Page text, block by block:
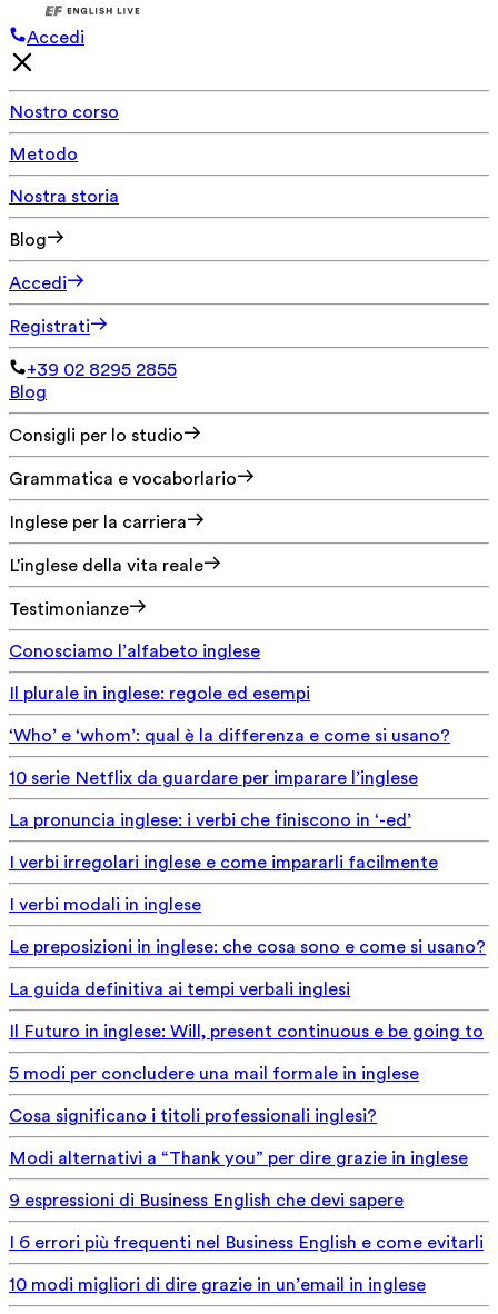
Accedi
Nostro corso
Metodo
Nostra storia
Blog
Accedi
Registrati
+39 02 8295 2855
Blog
Consigli per lo studio
Grammatica e vocaborlario
Inglese per la carriera
L'inglese della vita reale
Testimonianze
Conosciamo l’alfabeto inglese
Il plurale in inglese: regole ed esempi
‘Who’ e ‘whom’: qual è la differenza e come si usano?
10 serie Netflix da guardare per imparare l’inglese
La pronuncia inglese: i verbi che finiscono in ‘-ed’
I verbi irregolari inglese e come impararli facilmente
I verbi modali in inglese
Le preposizioni in inglese: che cosa sono e come si usano?
La guida definitiva ai tempi verbali inglesi
Il Futuro in inglese: Will, present continuous e be going to
5 modi per concludere una mail formale in inglese
Cosa significano i titoli professionali inglesi?
Modi alternativi a “Thank you” per dire grazie in inglese
9 espressioni di Business English che devi sapere
I 6 errori più frequenti nel Business English e come evitarli
10 modi migliori di dire grazie in un’email in inglese